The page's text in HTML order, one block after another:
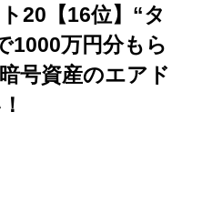
20【16位】“タ
1000万円分もら
号資産のエアド